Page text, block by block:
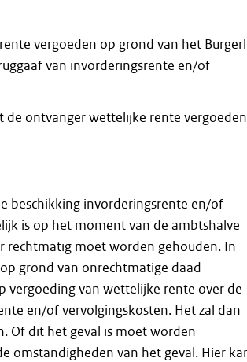
vergoeden op grond van het
van invorderingsrente en/of
de ontvanger wettelijke rente
beschikking invorderingsrente en/of
is op het moment van de ambtshalve
rechtmatig moet worden gehouden. In
grond van onrechtmatige daad
vergoeding van wettelijke rente over de
en/of vervolgingskosten. Het zal dan
Of dit het geval is moet worden
omstandigheden van het geval. Hier